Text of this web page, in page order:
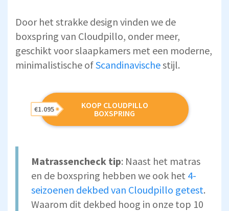
Door het strakke design vinden we de
boxspring van Cloudpillo, onder meer,
geschikt voor slaapkamers met een moderne,
minimalistische ofScandinavischestijl.
KOOP CLOUDPILLO
BOXSPRING
€1.095
Matrassencheck tip: Naast het matras
en de boxspring hebben we ook het 4-
seizoenen dekbed van Cloudpillo getest.
Waarom dit dekbed hoog in onze top 10